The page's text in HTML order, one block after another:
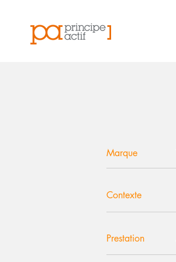
Marque
Contexte
Prestation